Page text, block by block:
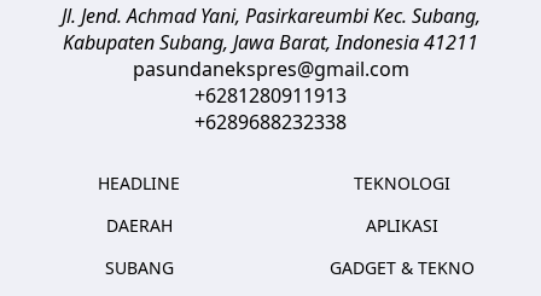
Jl. Jend. Achmad Yani, Pasirkareumbi Kec. Subang,
Kabupaten Subang, Jawa Barat,Indonesia41211
pasundanekspres@gmail.com
+6281280911913
+6289688232338
HEADLINE
DAERAH
SUBANG
TEKNOLOGI
APLIKASI
GADGET & TEKNO